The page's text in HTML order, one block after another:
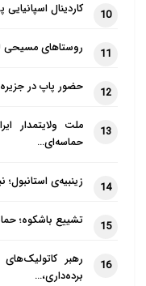
10 کاردینال
11 روستاهای مسیحی
12 حضور پاپ در جزیره
13
ملت ولایتمدار
حماسه‌ای…
14 زینبیه‌ی
15 تشییع باشکوه؛
16
رهبر
برده‌داری،…